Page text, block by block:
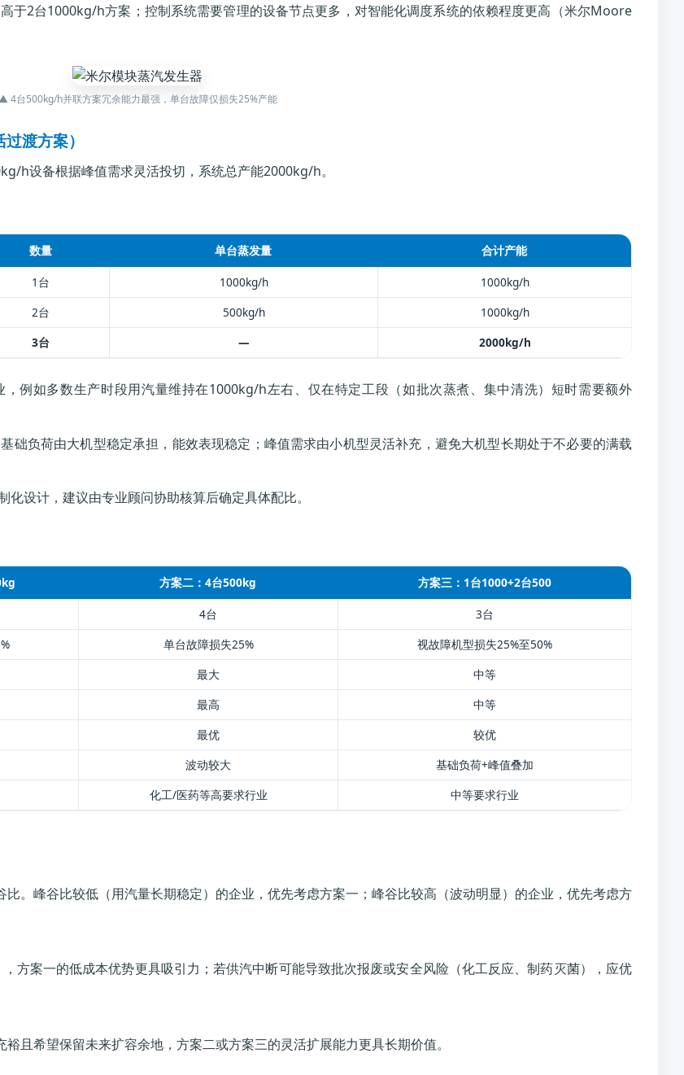
于2台1000kg/h方案；控制系统需要管理的设备节点更多，对智能化调度系统的依赖程度更高（米尔Moore
▲ 4台500kg/h并联方案冗余能力最强，单台故障仅损失25%产能
渡方案）
h设备根据峰值需求灵活投切，系统总产能2000kg/h。
数量 单台蒸发量 合计产能
1台 1000kg/h
1000kg/h
2台 500kg/h
1000kg/h
3台 — 2000kg/h
例如多数生产时段用汽量维持在1000kg/h左右、仅在特定工段（如批次蒸煮、集中清洗）短时需要额外
础负荷由大机型稳定承担，能效表现稳定；峰值需求由小机型灵活补充，避免大机型长期处于不必要的满载
设计，建议由专业顾问协助核算后确定具体配比。
方案二：4台500kg 方案三：1台1000+2台500
4台
3台
单台故障损失25%
视故障机型损失25%至50%
最大
中等
最高
中等
最优
较优
波动较大
基础负荷+峰值叠加
化工/医药等高要求行业 中等要求行业
。峰谷比较低（用汽量长期稳定）的企业，优先考虑方案一；峰谷比较高（波动明显）的企业，优先考虑方
方案一的低成本优势更具吸引力；若供汽中断可能导致批次报废或安全风险（化工反应、制药灭菌），应优
且希望保留未来扩容余地，方案二或方案三的灵活扩展能力更具长期价值。